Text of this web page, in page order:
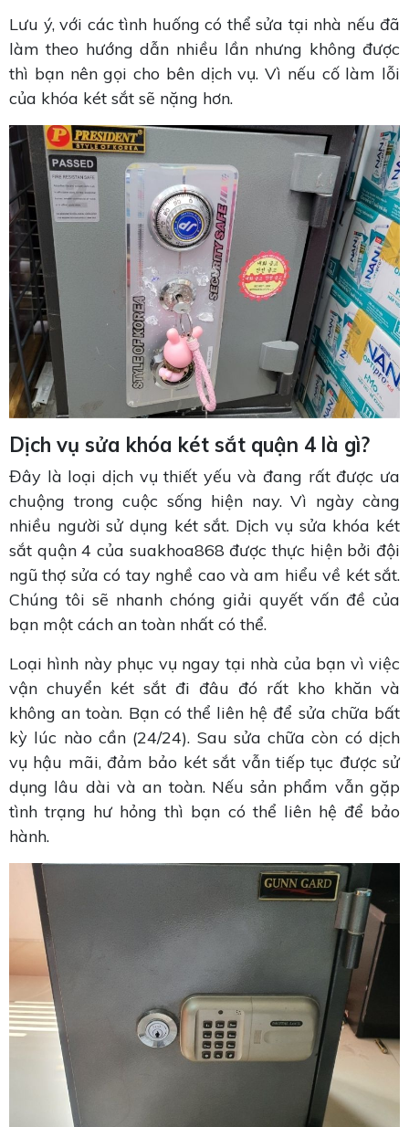
Lưu ý, với các tình huống có thể sửa tại nhà nếu đã
làm theo hướng dẫn nhiều lần nhưng không được
thì bạn nên gọi cho bên dịch vụ. Vì nếu cố làm lỗi
của khóa két sắt sẽ nặng hơn.
Dịch vụ sửa khóa két sắt quận 4 là gì?
Đây là loại dịch vụ thiết yếu và đang rất được ưa
chuộng trong cuộc sống hiện nay. Vì ngày càng
nhiều người sử dụng két sắt. Dịch vụ sửa khóa két
sắt quận 4 của suakhoa868 được thực hiện bởi đội
ngũ thợ sửa có tay nghề cao và am hiểu về két sắt.
Chúng tôi sẽ nhanh chóng giải quyết vấn đề của
bạn một cách an toàn nhất có thể.
Loại hình này phục vụ ngay tại nhà của bạn vì việc
vận chuyển két sắt đi đâu đó rất kho khăn và
không an toàn. Bạn có thể liên hệ để sửa chữa bất
kỳ lúc nào cần (24/24). Sau sửa chữa còn có dịch
vụ hậu mãi, đảm bảo két sắt vẫn tiếp tục được sử
dụng lâu dài và an toàn. Nếu sản phẩm vẫn gặp
tình trạng hư hỏng thì bạn có thể liên hệ để bảo
hành.